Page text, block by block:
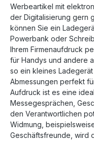
Werbeartikel mit
der Digitalisierung gern
können Sie ein
Powerbank oder
Ihrem Firmenaufdruck
für Handys und andere
so ein kleines
Abmessungen perfekt
Aufdruck ist es eine
Messegesprächen,
den Verantwortlichen
Widmung,
Geschäftsfreunde, wird